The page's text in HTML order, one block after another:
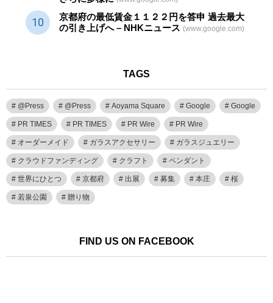
京都府の最低賃金１１２２円を答申 過去最大
の引き上げへ – NHKニュース (www.google.com)
TAGS
@Press @Press Aoyama Square Google Google
PR TIMES PR TIMES PR Wire PR Wire
オーダーメイド ガラスアクセサリー ガラスジュエリー
クラウドファンディング クラフト ペンダント
世界にひとつ 京都府 出展 募集 本庄 桜
若泉公園 贈り物
FIND US ON FACEBOOK